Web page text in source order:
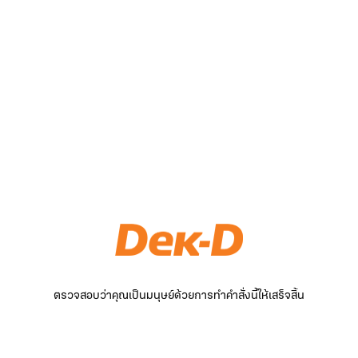
ตรวจสอบว่าคุณเป็นมนุษย์ด้วยการทำคำสั่งนี้ให้เสร็จสิ้น